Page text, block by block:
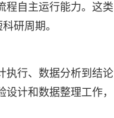
程自主运行能力。这类
研周期。
执行、数据分析到结论
计和数据整理工作，